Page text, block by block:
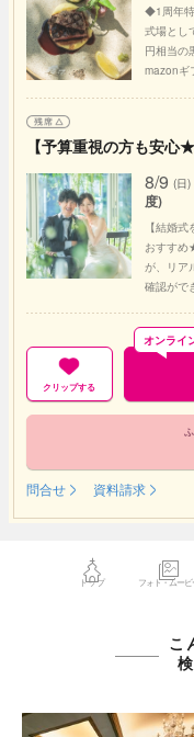
◆1周年
式場とし
円相当の
mazonギ
【予算重視の方も安
8/9 (日)
度)
【結婚
おすすめ
が、リア
確認がで
クリップする
オンライ
問合せ 資料請求
トップ フォト・ムービ
こ